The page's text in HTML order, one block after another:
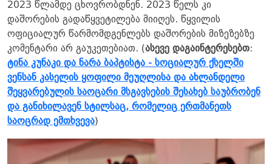
2023 წლამდე ცხოვრობდნენ. 2023 წელს კი
დაშორების გადაწყვეტილება მიიღეს. წყვილის
ოფიციალურ წარმომდგენლებს დაშორების მიზეზებზე
კომენტარი არ გაუკეთებიათ. (ასევე დაგაინტერესებთ:
ტინა კუნაკი და ნარა ბაპტისტა - სოციალურ ქსელში
ვენსან კასელის ყოფილი მეუღლისა და ახლანდელი
შეყვარებულის საოცარი მსგავსების შესახებ საუბრობენ
და განიხილავენ სტილსაც, რომელიც ერთმანეთს
საოცრად ემთხვევა)